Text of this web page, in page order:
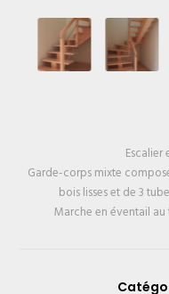
Escalier
Garde-corps mixte
bois lisses et de 3
Marche en éventail